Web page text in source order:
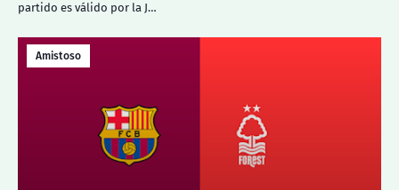
partido es válido por la J…
Amistoso